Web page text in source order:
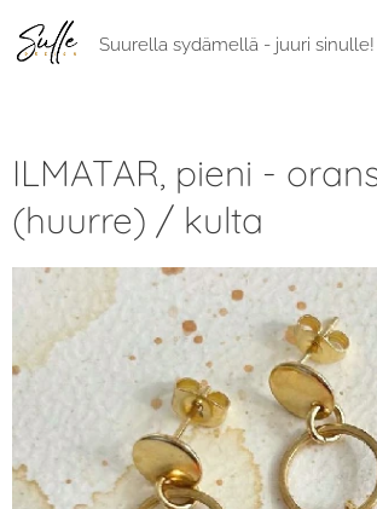
Suurella sydämellä - juuri sinulle!
ILMATAR, pieni -
(huurre) / kulta